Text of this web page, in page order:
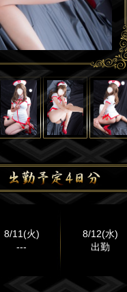
8/11(火)
---
8/12(水)
出勤